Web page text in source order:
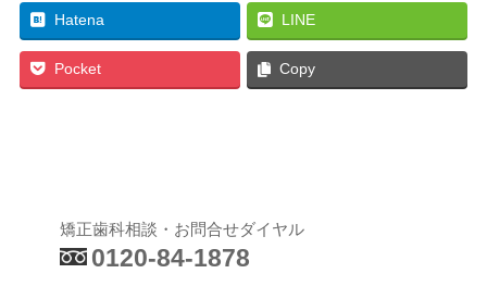
Hatena LINE
Pocket Copy
矯正歯科相談・お問合せダイヤル
0120-84-1878